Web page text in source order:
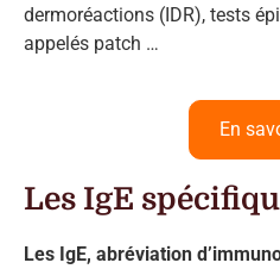
dermoréactions (IDR), tests
appelés patch …
En
Les IgE
Les IgE, abréviation